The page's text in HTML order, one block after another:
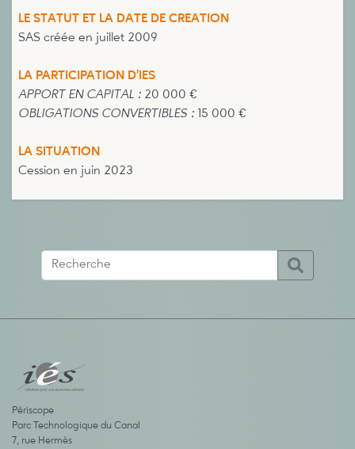
LE STATUT ET LA DATE DE CREATION
SAS créée en juillet 2009
LA PARTICIPATION D’IES
APPORT EN CAPITAL : 20 000 €
OBLIGATIONS CONVERTIBLES : 15 000 €
LA SITUATION
Cession en juin 2023
Périscope
Parc Technologique du Canal
7, rue Hermès